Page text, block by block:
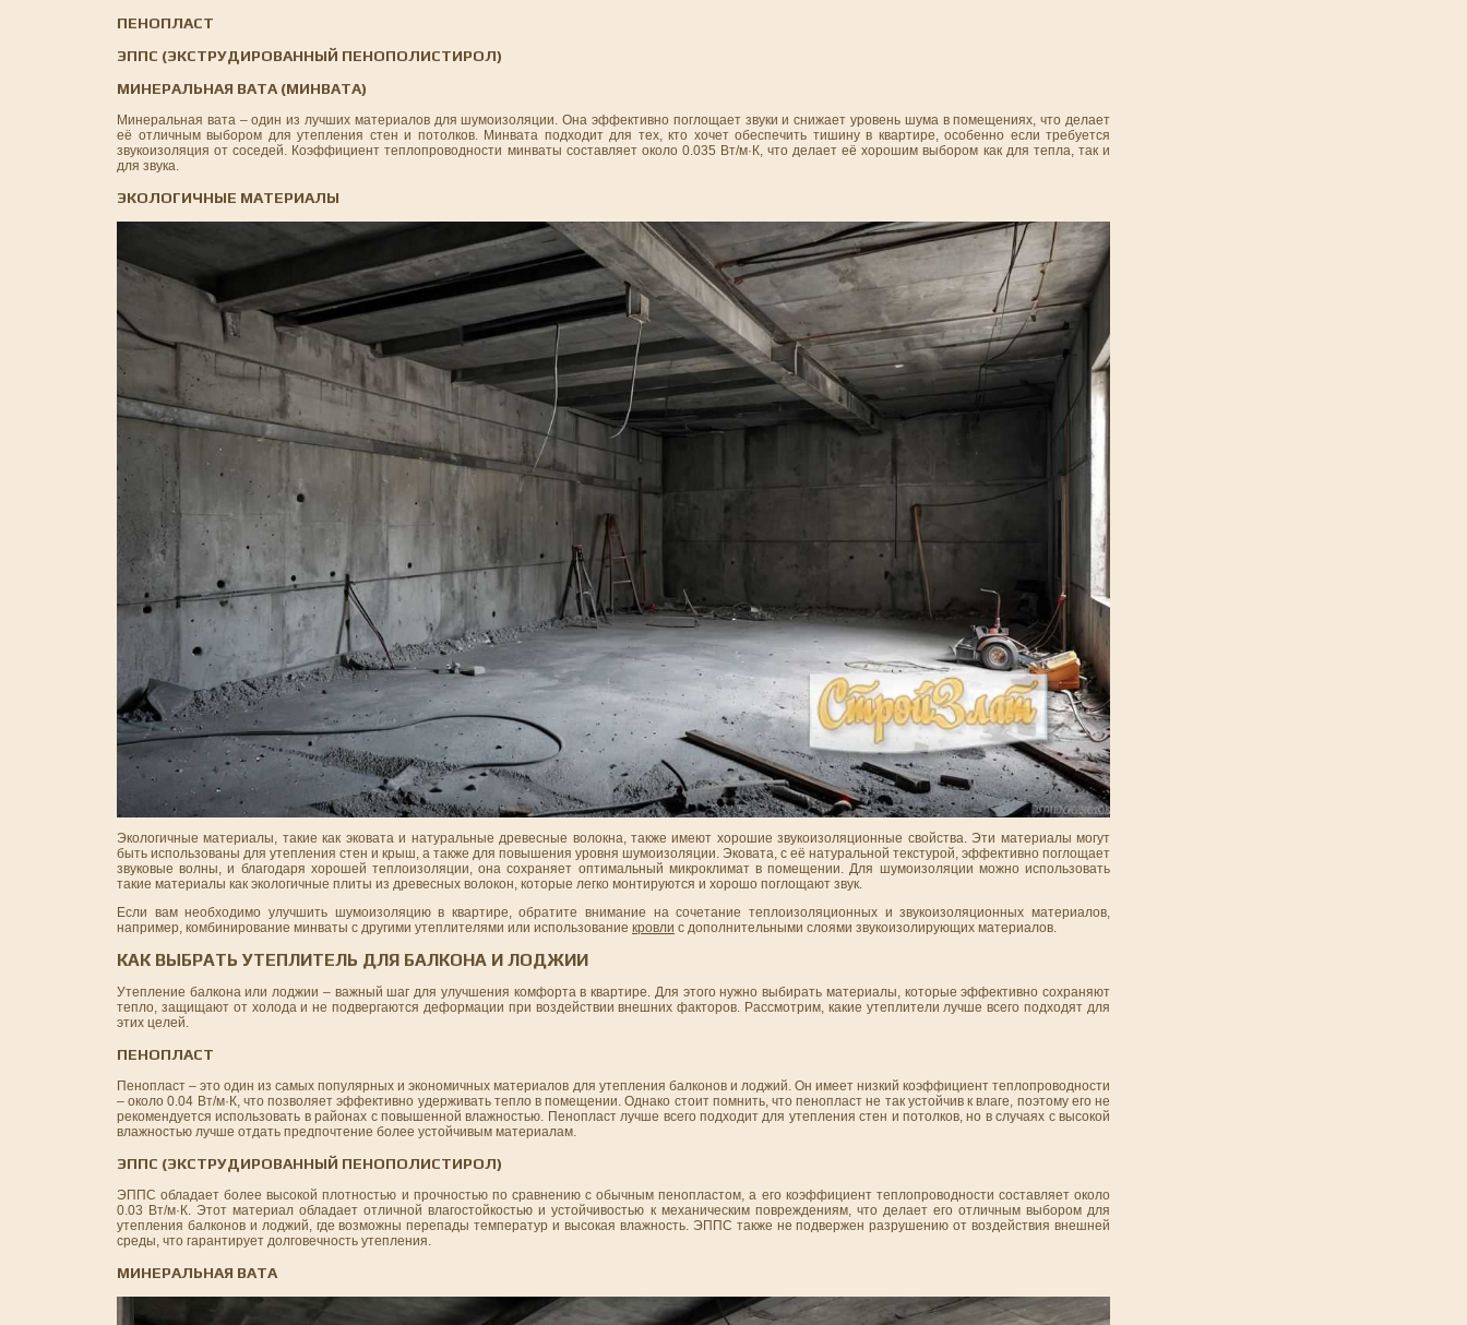
ПЕНОПЛАСТ
ЭППС (ЭКСТРУДИРОВАННЫЙ ПЕНОПОЛИСТИРОЛ)
МИНЕРАЛЬНАЯ ВАТА (МИНВАТА)
Минеральная вата – один из лучших материалов для шумоизоляции. Она эффективно поглощает звуки и снижает уровень шума в помещениях, что делает
её отличным выбором для утепления стен и потолков. Минвата подходит для тех, кто хочет обеспечить тишину в квартире, особенно если требуется
звукоизоляция от соседей. Коэффициент теплопроводности минваты составляет около 0.035 Вт/м·К, что делает её хорошим выбором как для тепла, так и
для звука.
ЭКОЛОГИЧНЫЕ МАТЕРИАЛЫ
Экологичные материалы, такие как эковата и натуральные древесные волокна, также имеют хорошие звукоизоляционные свойства. Эти материалы могут
быть использованы для утепления стен и крыш, а также для повышения уровня шумоизоляции. Эковата, с её натуральной текстурой, эффективно поглощает
звуковые волны, и благодаря хорошей теплоизоляции, она сохраняет оптимальный микроклимат в помещении. Для шумоизоляции можно использовать
такие материалы как экологичные плиты из древесных волокон, которые легко монтируются и хорошо поглощают звук.
Если вам необходимо улучшить шумоизоляцию в квартире, обратите внимание на сочетание теплоизоляционных и звукоизоляционных материалов,
например, комбинирование минваты с другими утеплителями или использование кровли с дополнительными слоями звукоизолирующих материалов.
КАК ВЫБРАТЬ УТЕПЛИТЕЛЬ ДЛЯ БАЛКОНА И ЛОДЖИИ
Утепление балкона или лоджии – важный шаг для улучшения комфорта в квартире. Для этого нужно выбирать материалы, которые эффективно сохраняют
тепло, защищают от холода и не подвергаются деформации при воздействии внешних факторов. Рассмотрим, какие утеплители лучше всего подходят для
этих целей.
ПЕНОПЛАСТ
Пенопласт – это один из самых популярных и экономичных материалов для утепления балконов и лоджий. Он имеет низкий коэффициент теплопроводности
– около 0.04 Вт/м·К, что позволяет эффективно удерживать тепло в помещении. Однако стоит помнить, что пенопласт не так устойчив к влаге, поэтому его не
рекомендуется использовать в районах с повышенной влажностью. Пенопласт лучше всего подходит для утепления стен и потолков, но в случаях с высокой
влажностью лучше отдать предпочтение более устойчивым материалам.
ЭППС (ЭКСТРУДИРОВАННЫЙ ПЕНОПОЛИСТИРОЛ)
ЭППС обладает более высокой плотностью и прочностью по сравнению с обычным пенопластом, а его коэффициент теплопроводности составляет около
0.03 Вт/м·К. Этот материал обладает отличной влагостойкостью и устойчивостью к механическим повреждениям, что делает его отличным выбором для
утепления балконов и лоджий, где возможны перепады температур и высокая влажность. ЭППС также не подвержен разрушению от воздействия внешней
среды, что гарантирует долговечность утепления.
МИНЕРАЛЬНАЯ ВАТА